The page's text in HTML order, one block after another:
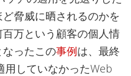
脅威に晒されるのかを
万という顧客の個人情
ったこの事例は、最終
用していなかったWeb